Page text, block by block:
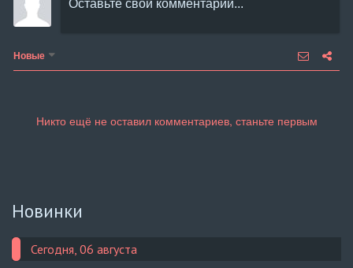
Новые
Новинки
Сегодня, 06 августа